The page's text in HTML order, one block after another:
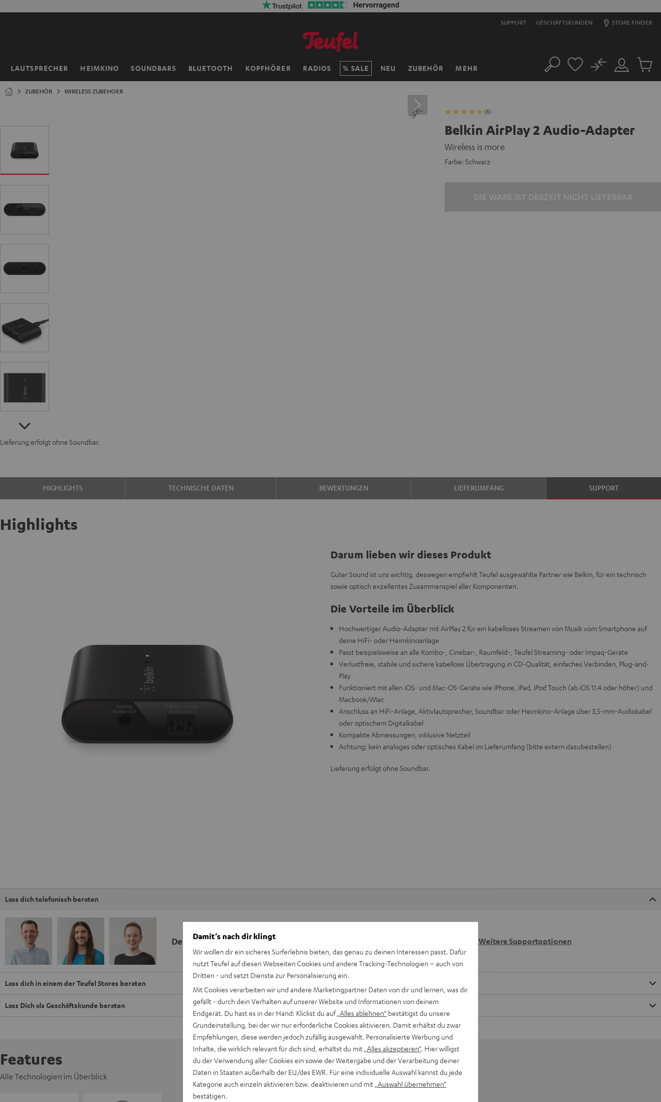
SUPPORT GESCHÄFTSKUNDEN STORE FINDER
LAUTSPRECHER HEIMKINO SOUNDBARS BLUETOOTH KOPFHÖRER RADIOS SALE NEU ZUBEHÖR MEHR
Startseite Suche
Mein
Konto
No
Artikel
ZUBEHÖR WIRELESS ZUBEHOER
(8)
Belkin AirPlay 2 Audio-Adapter
Wireless is more
Farbe: Schwarz
Lieferung erfolgt ohne Soundbar.
HIGHLIGHTS TECHNISCHE DATEN BEWERTUNGEN LIEFERUMFANG SUPPORT
Highlights
Darum lieben wir dieses Produkt
Guter Sound ist uns wichtig, deswegen empfiehlt Teufel ausgewählte Partner wie Belkin, für ein technisch
sowie optisch exzellentes Zusammenspiel aller Komponenten.
Die Vorteile im Überblick
Hochwertiger Audio-Adapter mit AirPlay 2 für ein kabelloses Streamen von Musik vom Smartphone auf
deine HiFi- oder Heimkinoanlage
Passt beispielsweise an alle Kombo-, Cinebar-, Raumfeld-, Teufel Streaming- oder Impaq-Geräte
Verlustfreie, stabile und sichere kabellose Übertragung in CD-Qualität, einfaches Verbinden, Plug-and-
Play
Funktioniert mit allen iOS- und Mac-OS-Geräte wie iPhone, iPad, iPod Touch (ab iOS 11.4 oder höher) und
Macbook/iMac
Anschluss an HiFi-Anlage, Aktivlautsprecher, Soundbar oder Heimkino-Anlage über 3,5-mm-Audiokabel
oder optischem Digitalkabel
Kompakte Abmessungen, inklusive Netzteil
Achtung: kein analoges oder optisches Kabel im Lieferumfang (bitte extern dazubestellen)
Lieferung erfolgt ohne Soundbar.
Lass dich telefonisch beraten
Deine Kaufberatung
Hier Termin buchen
Weitere Supportoptionen
Lass dich in einem der Teufel Stores beraten
Lass Dich als Geschäftskunde beraten
Features
Alle Technologien im Überblick
Damit‘s nach dir klingt
Wir wollen dir ein sicheres Surferlebnis bieten, das genau zu deinen Interessen passt. Dafür
nutzt Teufel auf diesen Webseiten Cookies und andere Tracking-Technologien – auch von
Dritten - und setzt Dienste zur Personalisierung ein.
Mit Cookies verarbeiten wir und andere Marketingpartner Daten von dir und lernen, was dir
gefällt - durch dein Verhalten auf unserer Website und Informationen von deinem
Endgerät. Du hast es in der Hand: Klickst du auf „Alles ablehnen“ bestätigst du unsere
Grundeinstellung, bei der wir nur erforderliche Cookies aktivieren. Damit erhältst du zwar
Empfehlungen, diese werden jedoch zufällig ausgewählt. Personalisierte Werbung und
Inhalte, die wirklich relevant für dich sind, erhältst du mit „Alles akzeptieren“. Hier willigst
du der Verwendung aller Cookies ein sowie der Weitergabe und der Verarbeitung deiner
Daten in Staaten außerhalb der EU/des EWR. Für eine individuelle Auswahl kannst du jede
Kategorie auch einzeln aktivieren bzw. deaktivieren und mit „Auswahl übernehmen“
bestätigen.